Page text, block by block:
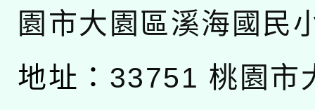
園市大園區溪海國民
地址： 33751 桃園市